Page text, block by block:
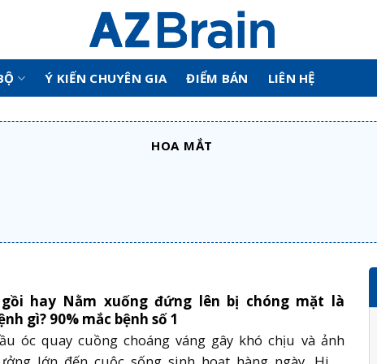
Ý KIẾN CHUYÊN GIA ĐIỂM BÁN LIÊN HỆ
HOA MẮT
hay Nằm xuống đứng lên bị chóng mặt là
gì? 90% mắc bệnh số 1
óc quay cuồng choáng váng gây khó chịu và ảnh